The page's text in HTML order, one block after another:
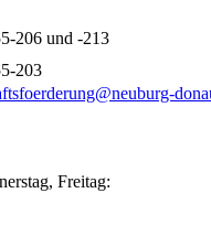
206 und -213
203
Freitag: